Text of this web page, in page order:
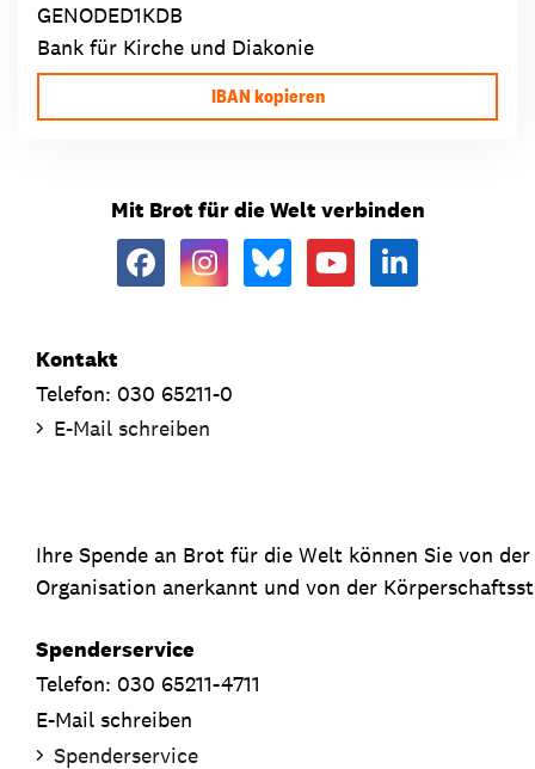
GENODED1KDB
Bank für Kirche und Diakonie
IBAN kopieren
Mit Brot für die Welt verbinden
Kontakt
Telefon: 030 65211-0
E-Mail schreiben
Ihre Spende an Brot für die Welt können Sie von
Organisation anerkannt und von der
Spenderservice
Telefon: 030 65211-4711
E-Mail schreiben
Spenderservice